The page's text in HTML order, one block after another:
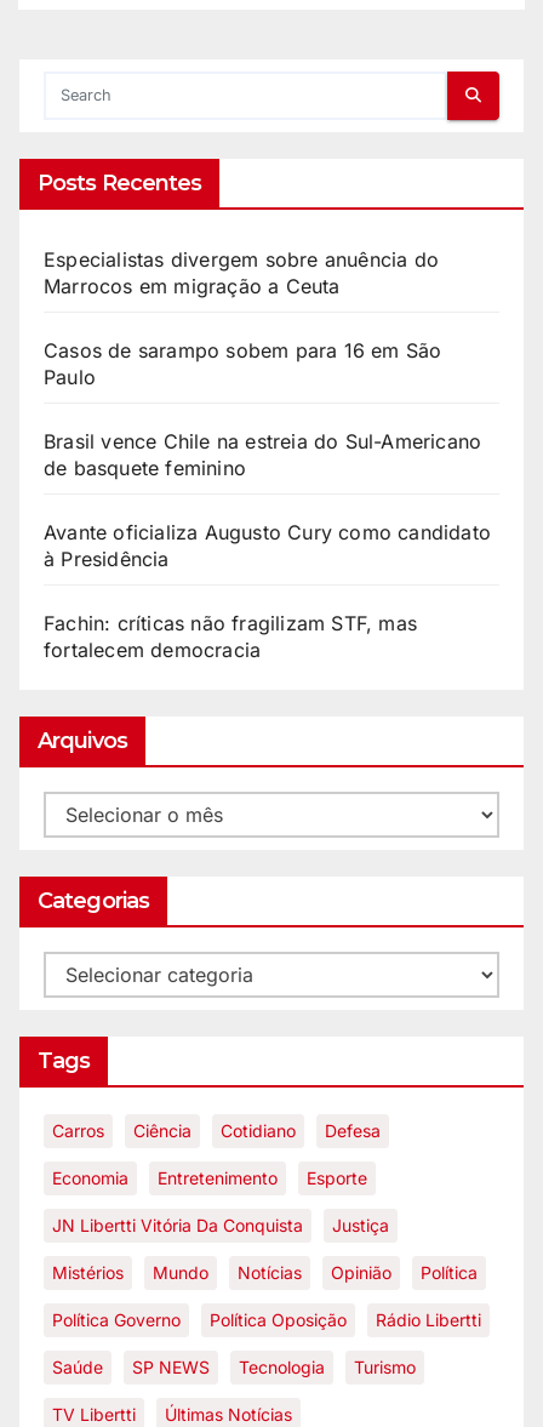
Posts Recentes
Especialistas divergem sobre anuência do
Marrocos em migração a Ceuta
Casos de sarampo sobem para 16 em São
Paulo
Brasil vence Chile na estreia do Sul-Americano
de basquete feminino
Avante oficializa Augusto Cury como candidato
à Presidência
Fachin: críticas não fragilizam STF, mas
fortalecem democracia
Arquivos
Categorias
Tags
Carros Ciência Cotidiano Defesa
Economia Entretenimento Esporte
JN Libertti Vitória Da Conquista Justiça
Mistérios Mundo Notícias Opinião Política
Política Governo Política Oposição Rádio Libertti
Saúde SP NEWS Tecnologia Turismo
TV Libertti Últimas Notícias